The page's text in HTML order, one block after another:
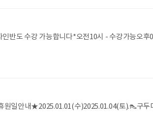
반도 수강 가능합니다*오전10시 - 수강가능오
일안내★2025.01.01(수)2025.01.04(토).👠구